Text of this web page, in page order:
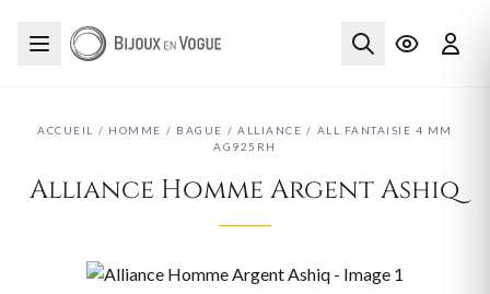
ACCUEIL / HOMME / BAGUE / ALLIANCE / ALL.FANTAISIE 4 MM
AG925RH
Alliance Homme Argent Ashiq